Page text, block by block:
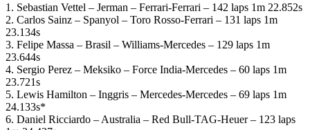
1. Sebastian Vettel – Jerman – Ferrari-Ferrari – 142 laps 1m 22.852s
2. Carlos Sainz – Spanyol – Toro Rosso-Ferrari – 131 laps 1m
23.134s
3. Felipe Massa – Brasil – Williams-Mercedes – 129 laps 1m
23.644s
4. Sergio Perez – Meksiko – Force India-Mercedes – 60 laps 1m
23.721s
5. Lewis Hamilton – Inggris – Mercedes-Mercedes – 69 laps 1m
24.133s*
6. Daniel Ricciardo – Australia – Red Bull-TAG-Heuer – 123 laps